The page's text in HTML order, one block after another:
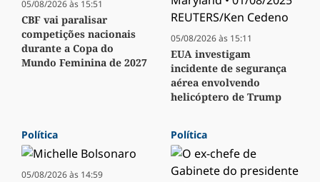
05/08/2026 às 15:51
CBF vai paralisar
competições nacionais
durante a Copa do
Mundo Feminina de 2027
05/08/2026 às 15:11
EUA investigam
incidente de segurança
aérea envolvendo
helicóptero de Trump
Política
05/08/2026 às 14:59
Política